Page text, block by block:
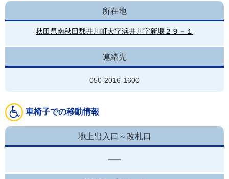
所在地
秋田県南秋田郡井川町大字浜井川字新堰２９－１
連絡先
050-2016-1600
車椅子での移動情報
地上出入口～改札口